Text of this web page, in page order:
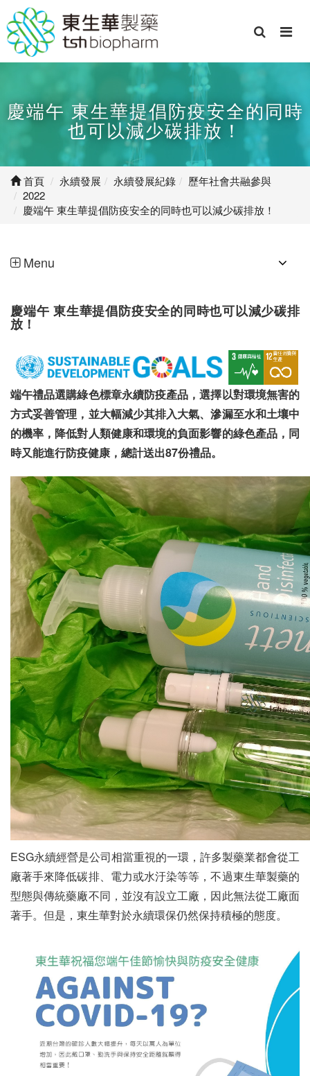
慶端午 東生華提倡防疫安全的同時
也可以減少碳排放！
首頁 永續發展 永續發展紀錄
歷年社會共融參與
2022
慶端午 東生華提倡防疫安全的同時也可以減少碳排放！
Menu
慶端午 東生華提倡防疫安全的同時也可以減少碳排
放！
端午禮品選購綠色標章永續防疫產品，選擇以對環境無害的
方式妥善管理，並大幅減少其排入大氣、滲漏至水和土壤中
的機率，降低對人類健康和環境的負面影響的綠色產品，同
時又能進行防疫健康，總計送出87份禮品。
ESG永續經營是公司相當重視的一環，許多製藥業都會從工
廠著手來降低碳排、電力或水汙染等等，不過東生華製藥的
型態與傳統藥廠不同，並沒有設立工廠，因此無法從工廠面
著手。但是，東生華對於永續環保仍然保持積極的態度。